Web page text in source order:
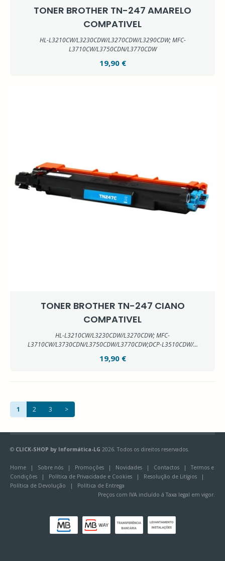
TONER BROTHER TN-247 AMARELO
COMPATIVEL
HL-L3210CW/L3230CDW/L3270CDW/L3290CDW; MFC-
L3710CW/L3750CDN/L3770CDW
19,90 €
TONER BROTHER TN-247 CIANO
COMPATIVEL
HL-L3210CW/L3230CDW/L3270CDW; MFC-
L3710CW/L3730CDN/L3750CDW/L3770CDW;DCP-L3510CDW/...
19,90 €
1 2 3 >
© CLICK-SHOP by Informática-LG 2026. Todos os direitos reservados.
Home | Sobre nós | Promoções | Novidades | Contactos | Termos e
Condições | Política de Privacidade e Cookies | Resolução de Litígios |
Política de Devolução | Política de Entrega
Preços com IVA incluído á Taxa legal em vigor.